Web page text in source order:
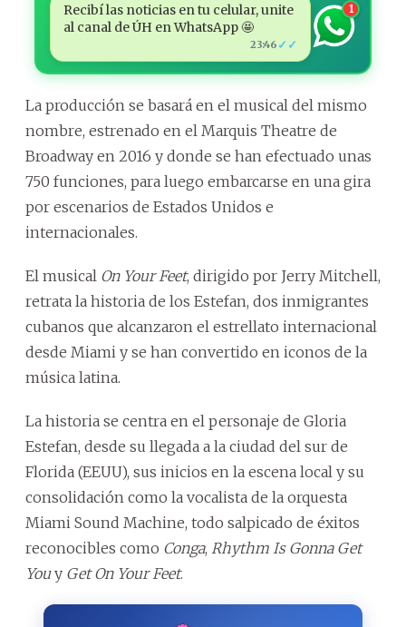
Recibí las noticias en tu celular, unite
al canal de ÚH en WhatsApp 🤩
23:46 ✓✓
1
La producción se basará en el musical del mismo
nombre, estrenado en el Marquis Theatre de
Broadway en 2016 y donde se han efectuado unas
750 funciones, para luego embarcarse en una gira
por escenarios de Estados Unidos e
internacionales.
El musical On Your Feet, dirigido por Jerry Mitchell,
retrata la historia de los Estefan, dos inmigrantes
cubanos que alcanzaron el estrellato internacional
desde Miami y se han convertido en iconos de la
música latina.
La historia se centra en el personaje de Gloria
Estefan, desde su llegada a la ciudad del sur de
Florida (EEUU), sus inicios en la escena local y su
consolidación como la vocalista de la orquesta
Miami Sound Machine, todo salpicado de éxitos
reconocibles como Conga, Rhythm Is Gonna Get
Youy Get On Your Feet.